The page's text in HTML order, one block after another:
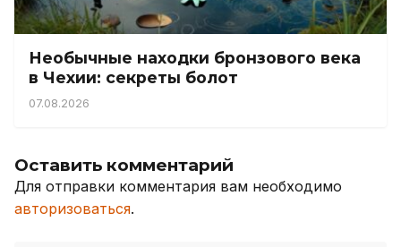
Необычные находки бронзового века
в Чехии: секреты болот
07.08.2026
Оставить комментарий
Для отправки комментария вам необходимо
авторизоваться.